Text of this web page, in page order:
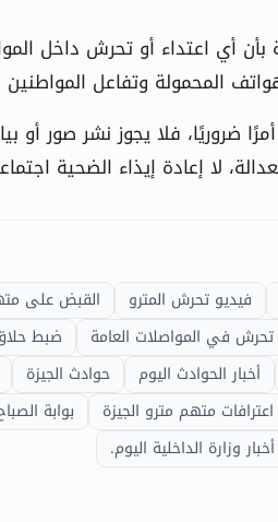
أي اعتداء أو تحرش داخل
المحمولة وتفاعل المواطنين
ضروريًا، فلا يجوز نشر صور أو
لا إعادة إيذاء الضحية
فيديو تحرش المترو القبض على
تحرش في المواصلات العامة
ضبط حلاق
أخبار الحوادث اليوم حوادث الجيزة
اعترافات متهم مترو الجيزة بوابة
أخبار وزارة الداخلية اليوم.